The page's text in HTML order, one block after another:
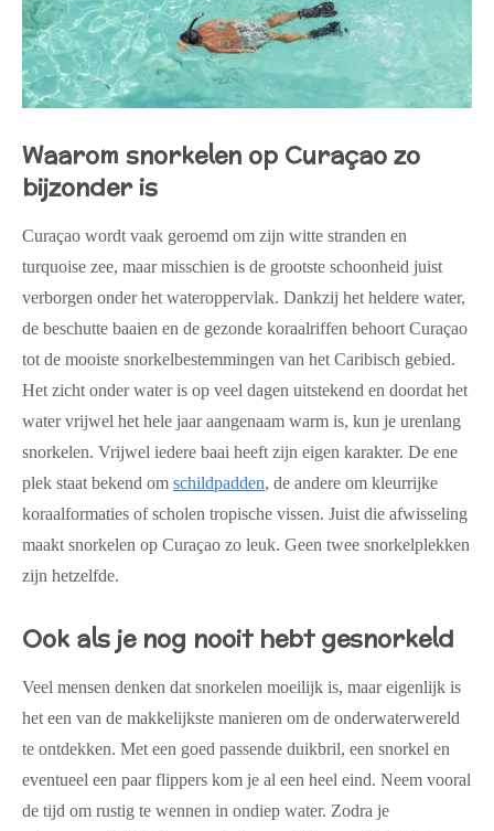
Waarom snorkelen op Curaçao zo
bijzonder is
Curaçao wordt vaak geroemd om zijn witte stranden en
turquoise zee, maar misschien is de grootste schoonheid juist
verborgen onder het wateroppervlak. Dankzij het heldere water,
de beschutte baaien en de gezonde koraalriffen behoort Curaçao
tot de mooiste snorkelbestemmingen van het Caribisch gebied.
Het zicht onder water is op veel dagen uitstekend en doordat het
water vrijwel het hele jaar aangenaam warm is, kun je urenlang
snorkelen. Vrijwel iedere baai heeft zijn eigen karakter. De ene
plek staat bekend om schildpadden, de andere om kleurrijke
koraalformaties of scholen tropische vissen. Juist die afwisseling
maakt snorkelen op Curaçao zo leuk. Geen twee snorkelplekken
zijn hetzelfde.
Ook als je nog nooit hebt gesnorkeld
Veel mensen denken dat snorkelen moeilijk is, maar eigenlijk is
het een van de makkelijkste manieren om de onderwaterwereld
te ontdekken. Met een goed passende duikbril, een snorkel en
eventueel een paar flippers kom je al een heel eind. Neem vooral
de tijd om rustig te wennen in ondiep water. Zodra je